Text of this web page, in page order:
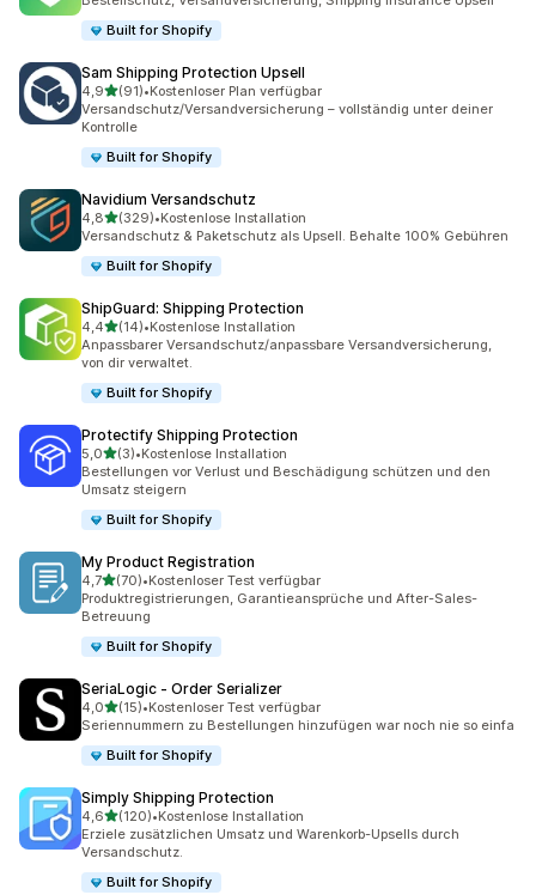
Built for Shopify
Sam Shipping Protection Upsell
4,9von 5 Sternen
(91)
91 Rezensionen insgesamt
•Kostenloser Plan verfügbar
Versandschutz/Versandversicherung – vollständig unter deiner
Kontrolle
Built for Shopify
Navidium Versandschutz
4,8von 5 Sternen
(329)
329 Rezensionen insgesamt
•Kostenlose Installation
Versandschutz & Paketschutz als Upsell. Behalte 100% Gebühren
Built for Shopify
ShipGuard: Shipping Protection
4,4von 5 Sternen
(14)
14 Rezensionen insgesamt
•Kostenlose Installation
Anpassbarer Versandschutz/anpassbare Versandversicherung,
von dir verwaltet.
Built for Shopify
Protectify Shipping Protection
5,0von 5 Sternen
(3)
3 Rezensionen insgesamt
•Kostenlose Installation
Bestellungen vor Verlust und Beschädigung schützen und den
Umsatz steigern
Built for Shopify
My Product Registration
4,7von 5 Sternen
(70)
70 Rezensionen insgesamt
•Kostenloser Test verfügbar
Produktregistrierungen, Garantieansprüche und After-Sales-
Betreuung
Built for Shopify
SeriaLogic ‑ Order Serializer
4,0von 5 Sternen
(15)
15 Rezensionen insgesamt
•Kostenloser Test verfügbar
Seriennummern zu Bestellungen hinzufügen war noch nie so einfa
Built for Shopify
Simply Shipping Protection
4,6von 5 Sternen
(120)
120 Rezensionen insgesamt
•Kostenlose Installation
Erziele zusätzlichen Umsatz und Warenkorb-Upsells durch
Versandschutz.
Built for Shopify